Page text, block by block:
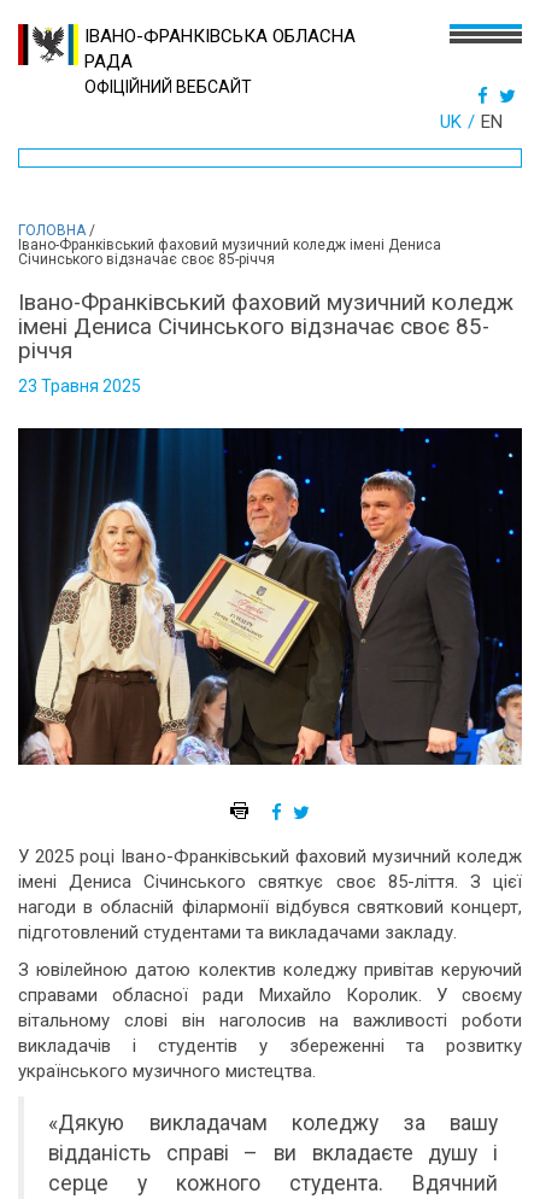
ІВАНО-ФРАНКІВСЬКА ОБЛАСНА
РАДА
ОФІЦІЙНИЙ ВЕБСАЙТ
UK EN
ГОЛОВНА/
Івано-Франківський фаховий музичний коледж імені Дениса
Січинського відзначає своє 85-річчя
Івано-Франківський фаховий музичний коледж
імені Дениса Січинського відзначає своє 85-
річчя
23 Травня 2025
У 2025 році Івано-Франківський фаховий музичний коледж
імені Дениса Січинського святкує своє 85-ліття. З цієї
нагоди в обласній філармонії відбувся святковий концерт,
підготовлений студентами та викладачами закладу.
З ювілейною датою колектив коледжу привітав керуючий
справами обласної ради Михайло Королик. У своєму
вітальному слові він наголосив на важливості роботи
викладачів і студентів у збереженні та розвитку
українського музичного мистецтва.
«Дякую викладачам коледжу за вашу
відданість справі – ви вкладаєте душу і
серце у кожного студента. Вдячний